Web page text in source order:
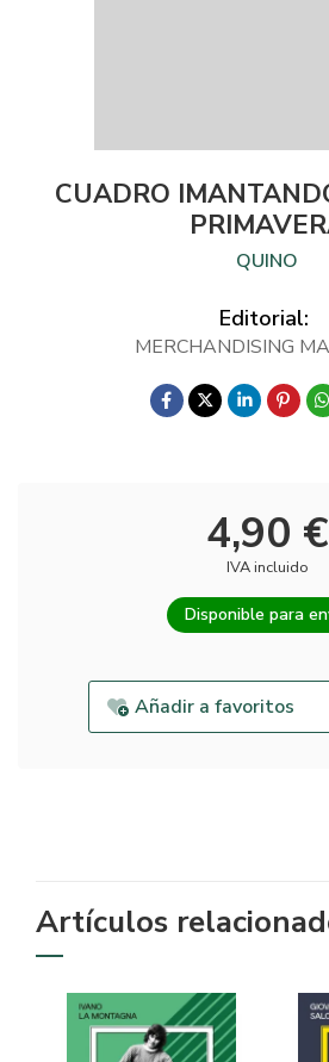
CUADRO
QUINO
Editorial:
MERCHANDISING
4,90 €
IVA incluido
Disponible para
Añadir a favoritos
Artículos